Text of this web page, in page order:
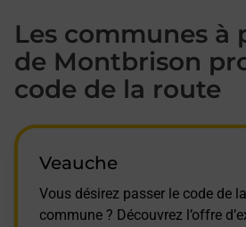
Les communes à
de Montbrison
code de la route
Veauche
Vous désirez passer le code de
commune ? Découvrez l’offre